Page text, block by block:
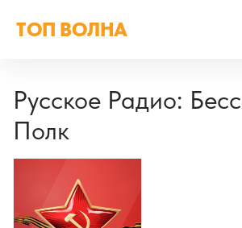
ТОП ВОЛНА
Русское Радио:
Полк